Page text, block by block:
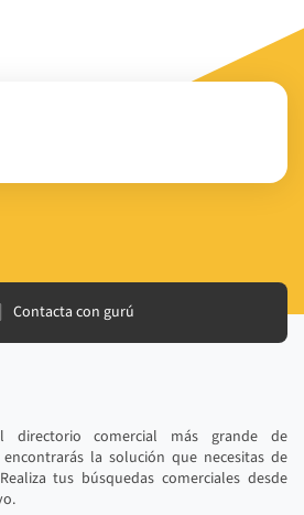
Contacta con gurú
directorio comercial más grande de
la solución que necesitas de
tus búsquedas comerciales desde